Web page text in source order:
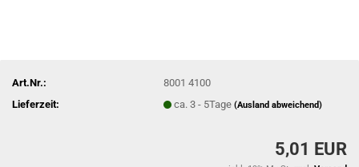
Art.Nr.:
8001 4100
Lieferzeit:
ca. 3 - 5Tage(Ausland abweichend)
5,01 EUR